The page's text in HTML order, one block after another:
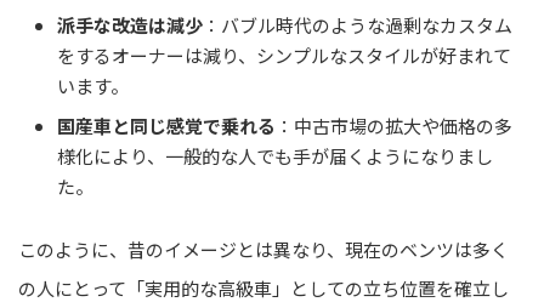
派手な改造は減少 ：バブル時代のような過剰なカスタム
をするオーナーは減り、シンプルなスタイルが好まれて
います。
国産車と同じ感覚で乗れる ：中古市場の拡大や価格の多
様化により、一般的な人でも手が届くようになりまし
た。
このように、昔のイメージとは異なり、現在のベンツは多く
の人にとって「実用的な高級車」としての立ち位置を確立し